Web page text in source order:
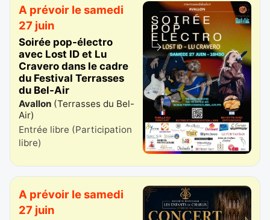
A prévoir le samedi
27 juin
Soirée pop-électro
avec Lost ID et Lu
Cravero dans le cadre
du Festival Terrasses
du Bel-Air
Avallon (Terrasses du Bel-
Air)
Entrée libre (Participation
libre)
A prévoir le samedi
27 juin